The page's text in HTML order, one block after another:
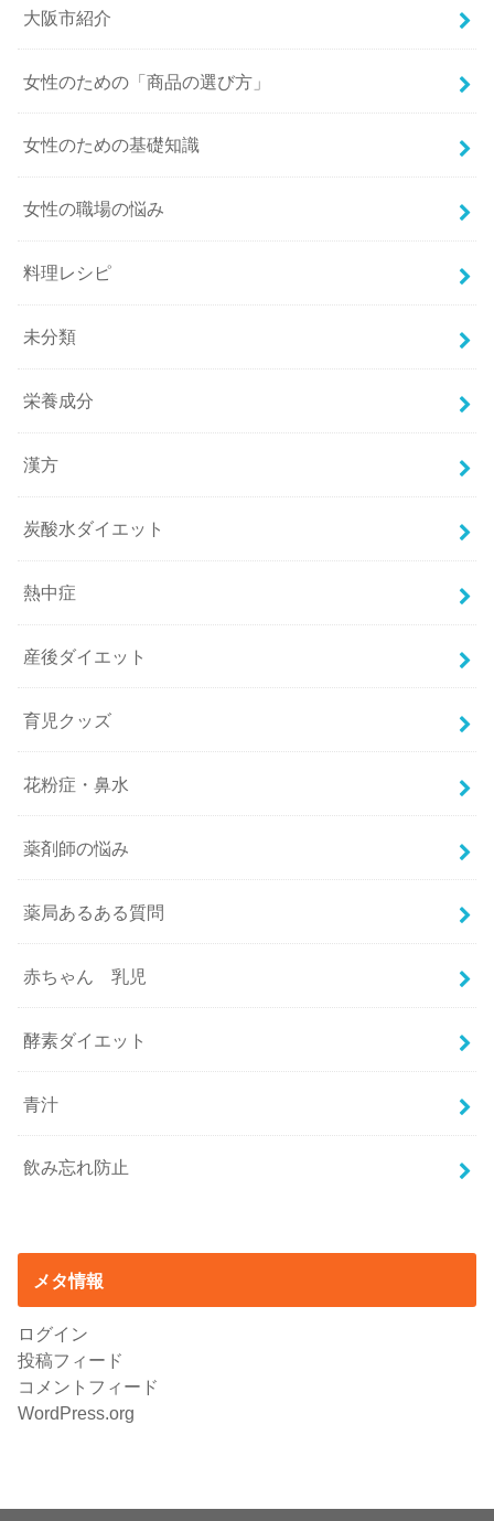
大阪市紹介
女性のための「商品の選び方」
女性のための基礎知識
女性の職場の悩み
料理レシピ
未分類
栄養成分
漢方
炭酸水ダイエット
熱中症
産後ダイエット
育児クッズ
花粉症・鼻水
薬剤師の悩み
薬局あるある質問
赤ちゃん 乳児
酵素ダイエット
青汁
飲み忘れ防止
メタ情報
ログイン
投稿フィード
コメントフィード
WordPress.org